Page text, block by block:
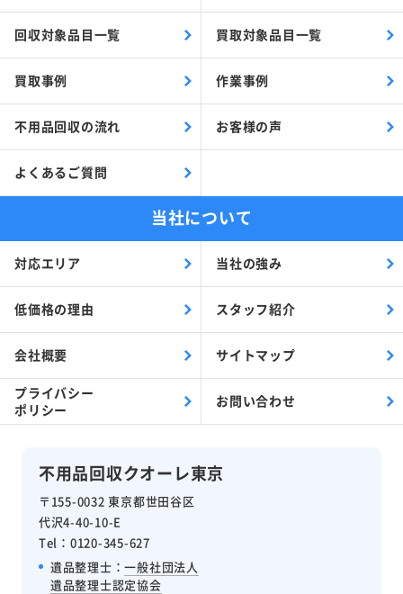
不用品回収クオーレ東京
〒155-0032 東京都世田谷区
代沢4-40-10-E
Tel：0120-345-627
遺品整理士：一般社団法人
遺品整理士認定協会
回収対象品目一覧 買取対象品目一覧
買取事例 作業事例
不用品回収の流れ お客様の声
よくあるご質問
当社について
対応エリア 当社の強み
低価格の理由 スタッフ紹介
会社概要 サイトマップ
プライバシー
ポリシー
お問い合わせ